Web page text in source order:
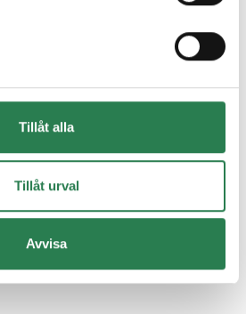
Tillåt alla
Tillåt urval
Avvisa